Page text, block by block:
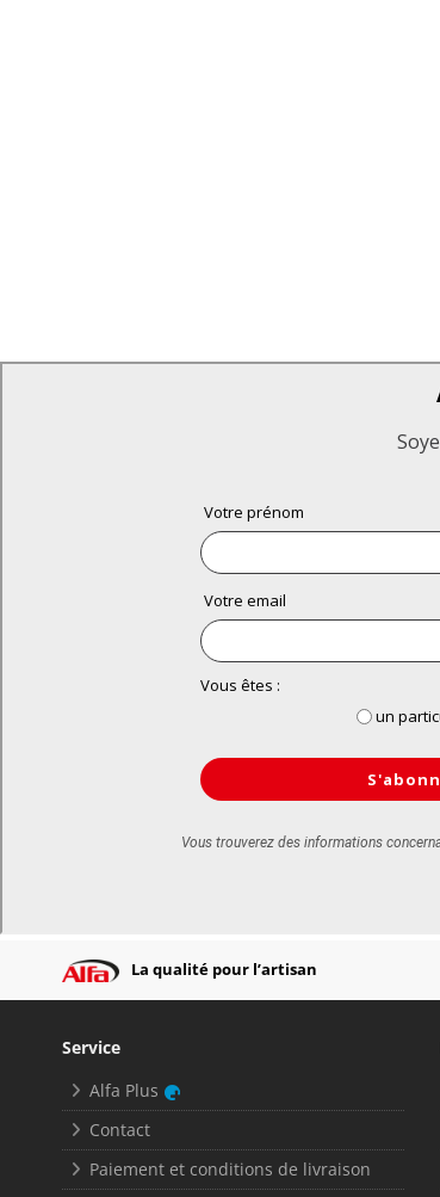
La qualité pour l’artisan
Service
Alfa Plus
Contact
Paiement et conditions de livraison